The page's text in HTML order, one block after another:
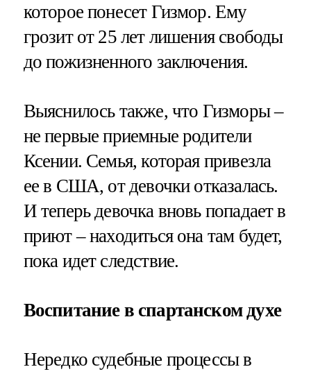
которое понесет Гизмор. Ему
грозит от 25 лет лишения свободы
до пожизненного заключения.
Выяснилось также, что Гизморы –
не первые приемные родители
Ксении. Семья, которая привезла
ее в США, от девочки отказалась.
И теперь девочка вновь попадает в
приют – находиться она там будет,
пока идет следствие.
Воспитание в спартанском духе
Нередко судебные процессы в